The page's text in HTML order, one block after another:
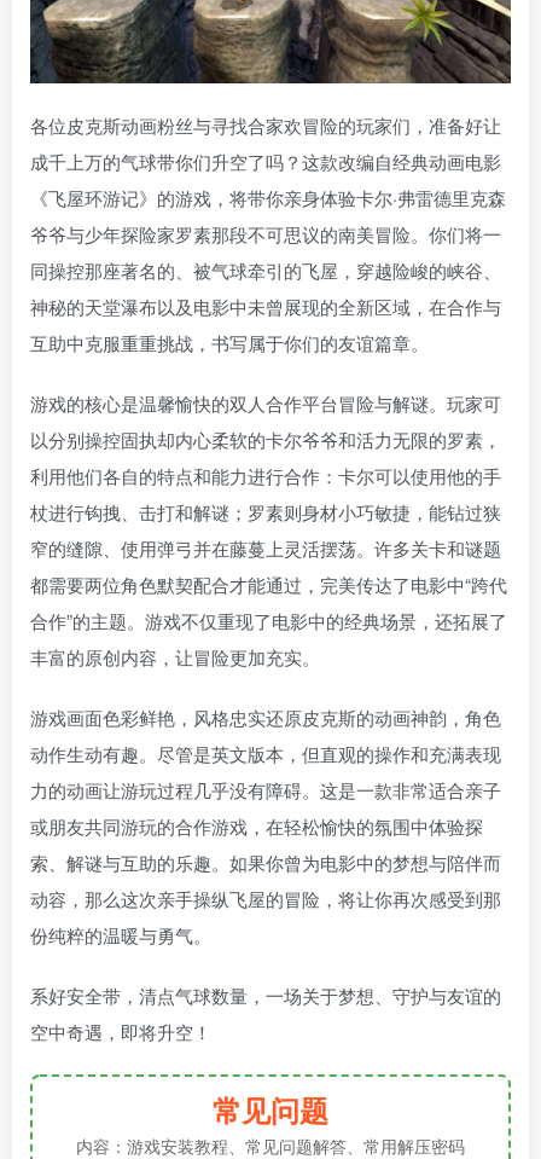
各位皮克斯动画粉丝与寻找合家欢冒险的玩家们，准备好让
成千上万的气球带你们升空了吗？这款改编自经典动画电影
《飞屋环游记》的游戏，将带你亲身体验卡尔·弗雷德里克森
爷爷与少年探险家罗素那段不可思议的南美冒险。你们将一
同操控那座著名的、被气球牵引的飞屋，穿越险峻的峡谷、
神秘的天堂瀑布以及电影中未曾展现的全新区域，在合作与
互助中克服重重挑战，书写属于你们的友谊篇章。
游戏的核心是温馨愉快的双人合作平台冒险与解谜。玩家可
以分别操控固执却内心柔软的卡尔爷爷和活力无限的罗素，
利用他们各自的特点和能力进行合作：卡尔可以使用他的手
杖进行钩拽、击打和解谜；罗素则身材小巧敏捷，能钻过狭
窄的缝隙、使用弹弓并在藤蔓上灵活摆荡。许多关卡和谜题
都需要两位角色默契配合才能通过，完美传达了电影中“跨代
合作”的主题。游戏不仅重现了电影中的经典场景，还拓展了
丰富的原创内容，让冒险更加充实。
游戏画面色彩鲜艳，风格忠实还原皮克斯的动画神韵，角色
动作生动有趣。尽管是英文版本，但直观的操作和充满表现
力的动画让游玩过程几乎没有障碍。这是一款非常适合亲子
或朋友共同游玩的合作游戏，在轻松愉快的氛围中体验探
索、解谜与互助的乐趣。如果你曾为电影中的梦想与陪伴而
动容，那么这次亲手操纵飞屋的冒险，将让你再次感受到那
份纯粹的温暖与勇气。
系好安全带，清点气球数量，一场关于梦想、守护与友谊的
空中奇遇，即将升空！
常见问题
内容：游戏安装教程、常见问题解答、常用解压密码